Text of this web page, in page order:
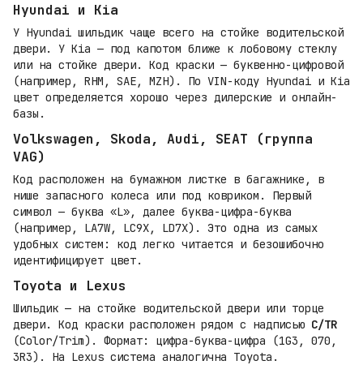
Hyundai и Kia
У Hyundai шильдик чаще всего на стойке водительской
двери. У Kia — под капотом ближе к лобовому стеклу
или на стойке двери. Код краски — буквенно-цифровой
(например, RHM, SAE, MZH). По VIN-коду Hyundai и Kia
цвет определяется хорошо через дилерские и онлайн-
базы.
Volkswagen, Skoda, Audi, SEAT (группа
VAG)
Код расположен на бумажном листке в багажнике, в
нише запасного колеса или под ковриком. Первый
символ — буква «L», далее буква-цифра-буква
(например, LA7W, LC9X, LD7X). Это одна из самых
удобных систем: код легко читается и безошибочно
идентифицирует цвет.
Toyota и Lexus
Шильдик — на стойке водительской двери или торце
двери. Код краски расположен рядом с надписью C/TR
(Color/Trim). Формат: цифра-буква-цифра (1G3, 070,
3R3). На Lexus система аналогична Toyota.